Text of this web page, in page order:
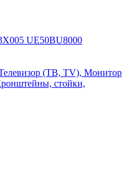
UE50BU8000
(ТВ, TV), Монитор
стойки,